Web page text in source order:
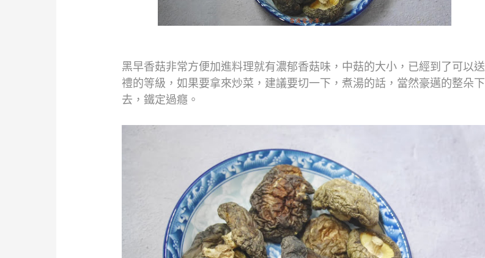
黑早香菇非常方便加進料理就有濃郁香菇味，中菇的大小，已經到了可以送
禮的等級， 如果要拿來炒菜，建議要切一下，煮湯的話，當然豪邁的整朵下
去，鐵定過癮。